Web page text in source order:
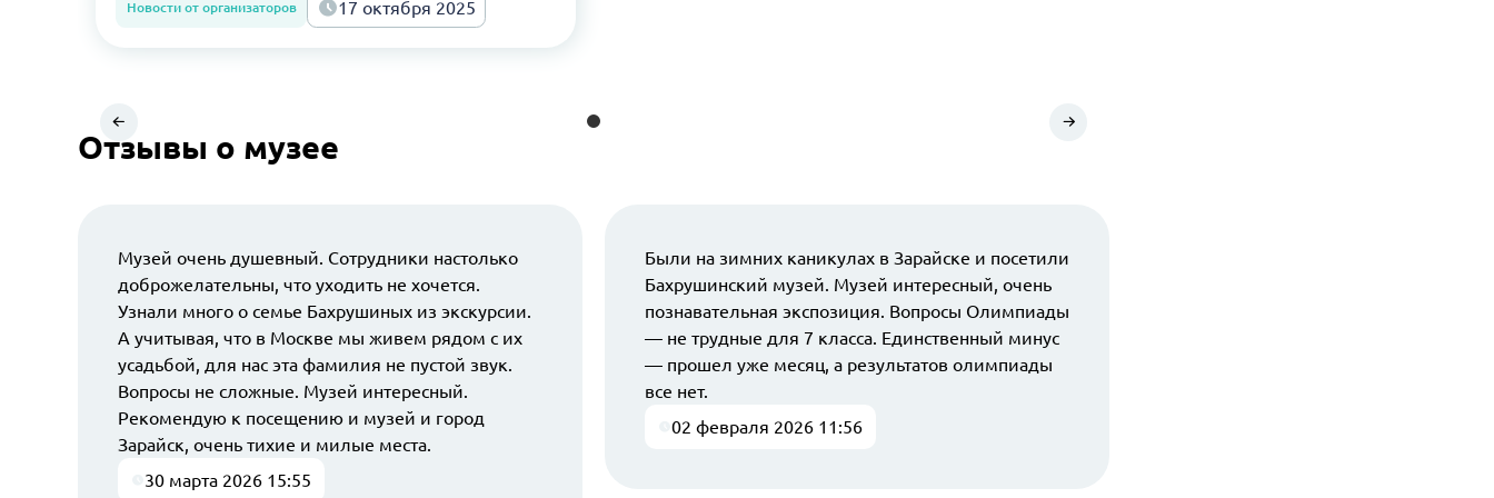
Новости от организаторов 17 октября 2025
Отзывы о музее
Музей очень душевный. Сотрудники настолько
доброжелательны, что уходить не хочется.
Узнали много о семье Бахрушиных из экскурсии.
А учитывая, что в Москве мы живем рядом с их
усадьбой, для нас эта фамилия не пустой звук.
Вопросы не сложные. Музей интересный.
Рекомендую к посещению и музей и город
Зарайск, очень тихие и милые места.
30 марта 2026 15:55
Были на зимних каникулах в Зарайске и посетили
Бахрушинский музей. Музей интересный, очень
познавательная экспозиция. Вопросы Олимпиады
— не трудные для 7 класса. Единственный минус
— прошел уже месяц, а результатов олимпиады
все нет.
02 февраля 2026 11:56